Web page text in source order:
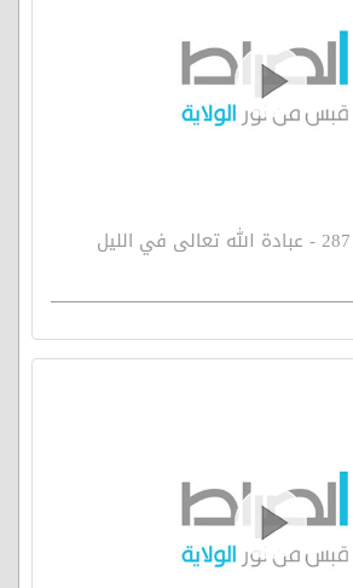
مصباح الهداية 287 - عبادة الله تعالى في الليل